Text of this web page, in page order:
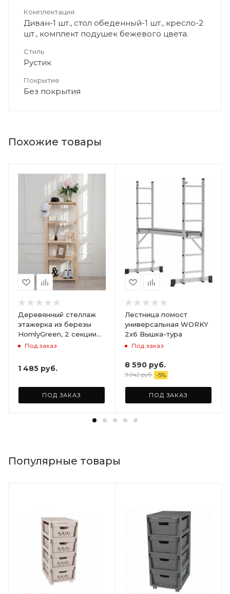
Комплектация
Диван-1 шт., стол обеденный-1 шт., кресло-2
шт., комплект подушек бежевого цвета.
Стиль
Рустик
Покрытие
Без покрытия
Похожие товары
Деревянный стеллаж
этажерка из березы
HomlyGreen, 2 секции
на 5 полок. Размер
Под заказ
1 485 руб.
ПОД ЗАКАЗ
Лестница помост
универсальная WORKY
2х6 Вышка-тура
Под заказ
8 590 руб.
9 042руб. -5%
ПОД ЗАКАЗ
Популярные товары